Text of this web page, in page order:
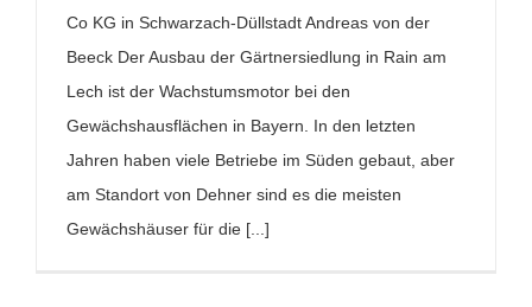
Co KG in Schwarzach-Düllstadt Andreas von der
Beeck Der Ausbau der Gärtnersiedlung in Rain am
Lech ist der Wachstumsmotor bei den
Gewächshausflächen in Bayern. In den letzten
Jahren haben viele Betriebe im Süden gebaut, aber
am Standort von Dehner sind es die meisten
Gewächshäuser für die [...]